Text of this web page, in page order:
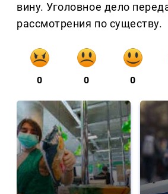
вину. Уголовное дело
рассмотрения по существу.
0 0 0